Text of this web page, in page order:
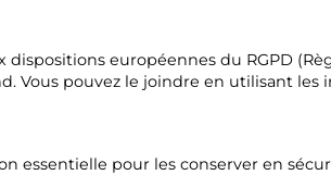
européennes du RGPD
Vous pouvez le joindre en utilisant
essentielle pour les conserver en